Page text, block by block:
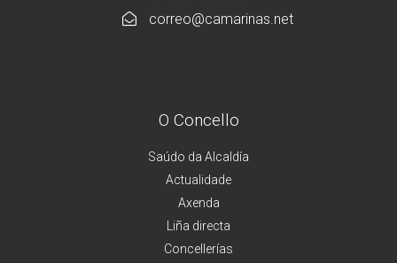
correo@camarinas.net
O Concello
Saúdo da Alcaldía
Actualidade
Axenda
Liña directa
Concellerías